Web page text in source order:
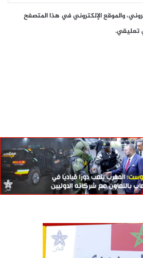
والموقع الإلكتروني في هذا المتصفح
تعليقي.